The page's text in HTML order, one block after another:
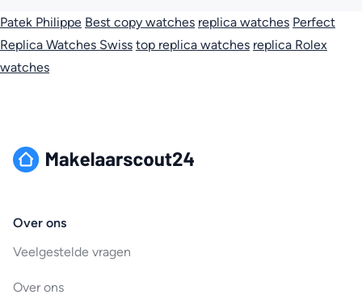
Patek Philippe Best copy watches replica watches Perfect
Replica Watches Swiss top replica watches replica Rolex
watches
Over ons
Veelgestelde vragen
Over ons